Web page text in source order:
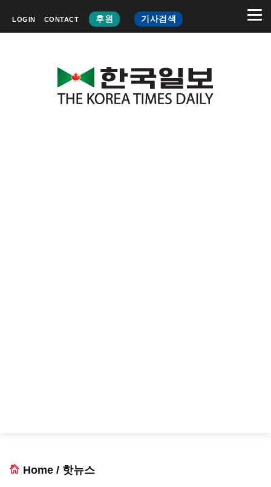
LOGIN CONTACT 후원 기사검색
Home / 핫뉴스